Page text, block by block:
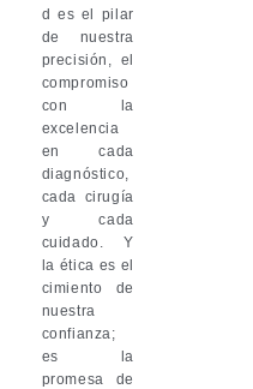
d es el pilar
de nuestra
precisión, el
compromiso
con la
excelencia
en cada
diagnóstico,
cada cirugía
y cada
cuidado. Y
la ética es el
cimiento de
nuestra
confianza;
es la
promesa de